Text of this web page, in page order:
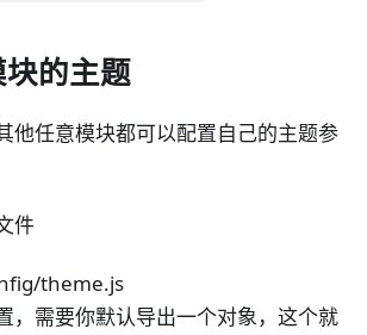
的主题
他任意模块都可以配置自己的主题参
件
theme.js
，需要你默认导出一个对象，这个就